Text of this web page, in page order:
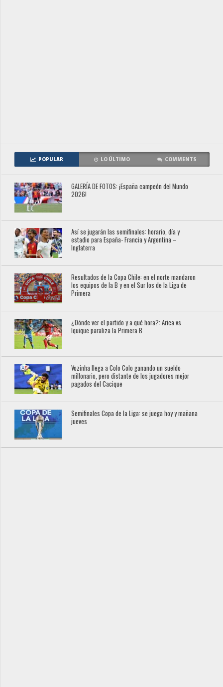
POPULAR LO ÚLTIMO COMMENTS
GALERÍA DE FOTOS: ¡España campeón del Mundo
2026!
Así se jugarán las semifinales: horario, día y
estadio para España- Francia y Argentina –
Inglaterra
Resultados de la Copa Chile: en el norte mandaron
los equipos de la B y en el Sur los de la Liga de
Primera
¿Dónde ver el partido y a qué hora?: Arica vs
Iquique paraliza la Primera B
Vozinha llega a Colo Colo ganando un sueldo
millonario, pero distante de los jugadores mejor
pagados del Cacique
Semifinales Copa de la Liga: se juega hoy y mañana
jueves